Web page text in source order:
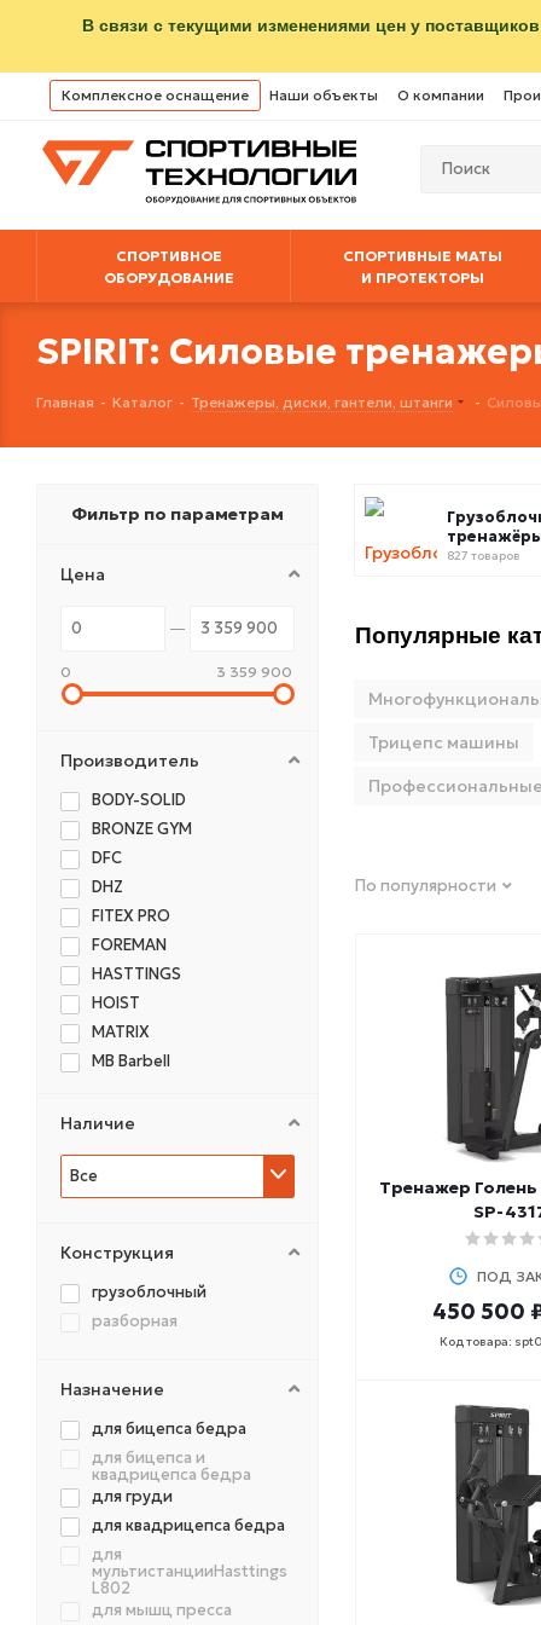
В связи с текущими изменениями цен у
Комплексное оснащение Наши объекты О компании
СПОРТИВНОЕ
ОБОРУДОВАНИЕ
СПОРТИВНЫЕ МАТЫ
И ПРОТЕКТОРЫ
SPIRIT: Силовые
Главная - Каталог - Тренажеры, диски, гантели, штанги -
827 товаров
Популярные
Трицепс машины
Профессиональные
По популярности
Тренажер Голень
SP-
ПОД
450 500
Код товара:
Фильтр по параметрам
Цена
0 3 359 900
Производитель
BODY-SOLID
BRONZE GYM
DFC
DHZ
FITEX PRO
FOREMAN
HASTTINGS
HOIST
MATRIX
MB Barbell
OXYGEN
REBEL
SVENSSON
ULTRAGYM
V-SPORT
Наличие
Все
Конструкция
грузоблочный
разборная
Назначение
для бицепса бедра
для бицепса и
квадрицепса бедра
для груди
для квадрицепса бедра
для
мультистанцииHasttings
L802
для мышц пресса